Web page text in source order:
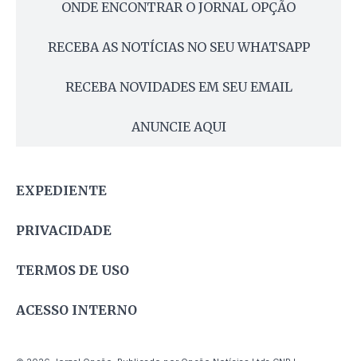
ONDE ENCONTRAR O JORNAL OPÇÃO
RECEBA AS NOTÍCIAS NO SEU WHATSAPP
RECEBA NOVIDADES EM SEU EMAIL
ANUNCIE AQUI
EXPEDIENTE
PRIVACIDADE
TERMOS DE USO
ACESSO INTERNO